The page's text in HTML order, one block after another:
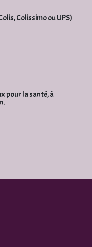
Colissimo ou UPS)
pour la santé, à